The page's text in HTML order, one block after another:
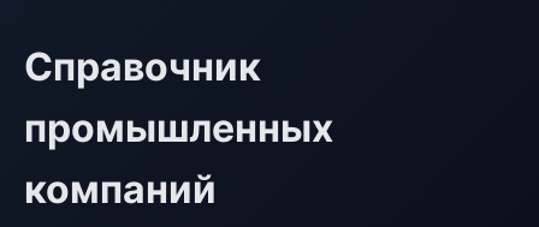
Справочник
промышленных
компаний